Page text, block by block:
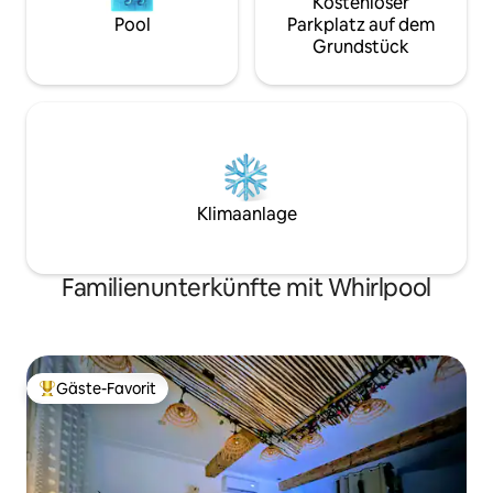
Pool
Parkplatz auf dem
Grundstück
Klimaanlage
Familienunterkünfte mit Whirlpool
Beliebter Gäste-Favorit.
Gäste-Favorit